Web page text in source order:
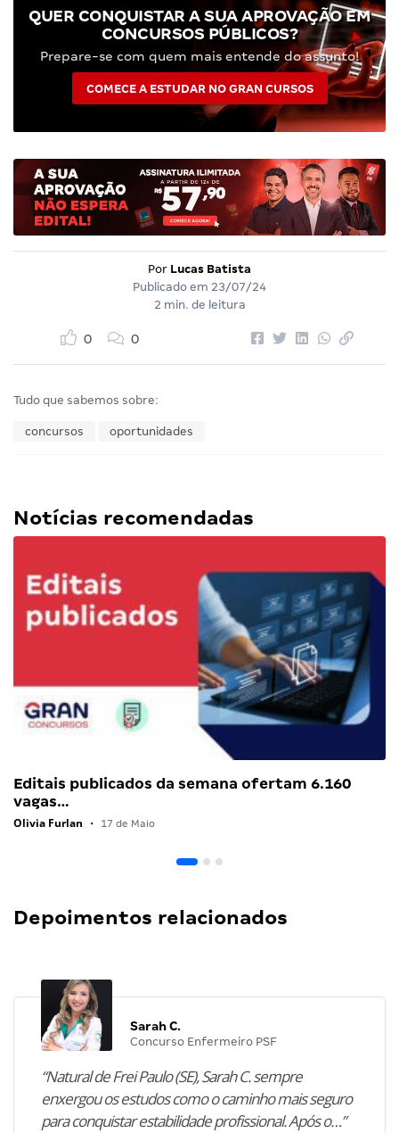
QUER CONQUISTAR A SUA APROVAÇÃO EM
CONCURSOS PÚBLICOS?
Prepare-se com quem mais entende do assunto!
COMECE A ESTUDAR NO GRAN CURSOS
Por Lucas Batista
Publicado em 23/07/24
2 min. de leitura
0 0
Tudo que sabemos sobre:
concursos oportunidades
Notícias recomendadas
Editais publicados da semana ofertam 6.160
vagas…
Olivia Furlan • 17 de Maio
Depoimentos relacionados
Sarah C.
Concurso Enfermeiro PSF
“Natural de Frei Paulo (SE), Sarah C. sempre
enxergou os estudos como o caminho mais seguro
para conquistar estabilidade profissional. Após o…”